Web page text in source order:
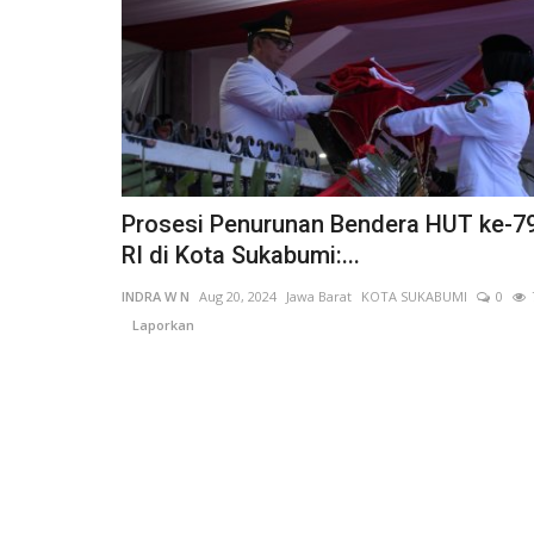
Prosesi Penurunan Bendera HUT ke-
RI di Kota Sukabumi:...
INDRA W N Aug 20, 2024 Jawa Barat KOTA SUKABUMI 0
Laporkan